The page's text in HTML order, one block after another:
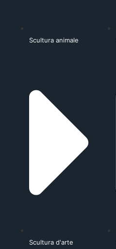
Scultura animale
Scultura d'arte